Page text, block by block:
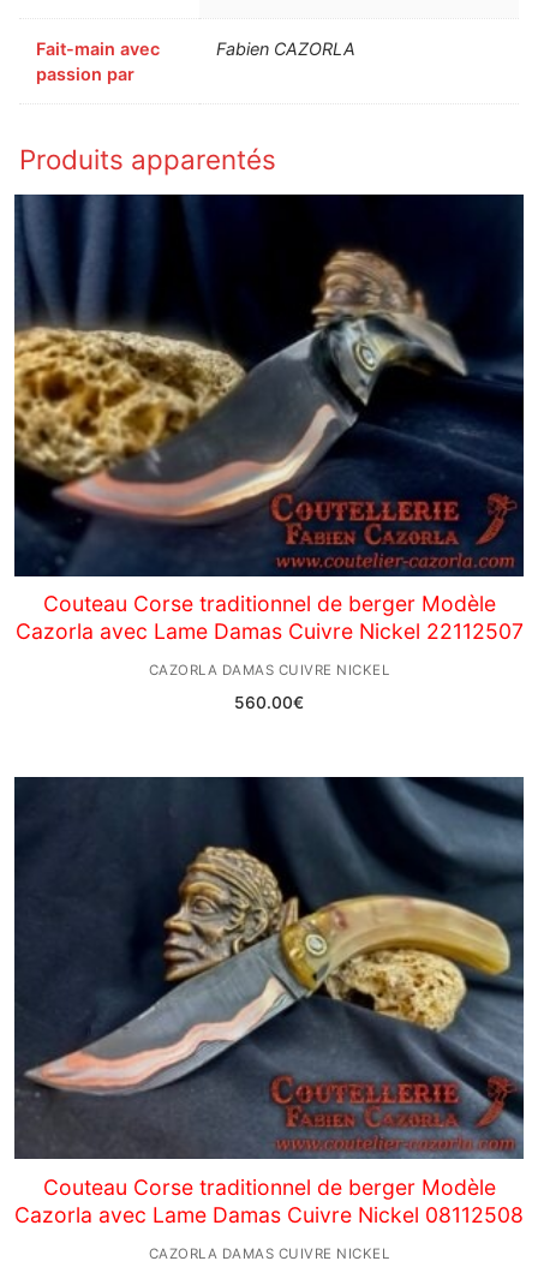
Fait-main avec
passion par
Fabien CAZORLA
Produits apparentés
Couteau Corse traditionnel de berger Modèle
Cazorla avec Lame Damas Cuivre Nickel 22112507
CAZORLA DAMAS CUIVRE NICKEL
560.00€
Couteau Corse traditionnel de berger Modèle
Cazorla avec Lame Damas Cuivre Nickel 08112508
CAZORLA DAMAS CUIVRE NICKEL